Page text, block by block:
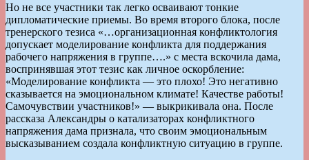
Но не все участники так легко осваивают тонкие
дипломатические приемы. Во время второго блока, после
тренерского тезиса «…организационная конфликтология
допускает моделирование конфликта для поддержания
рабочего напряжения в группе….» с места вскочила дама,
воспринявшая этот тезис как личное оскорбление:
«Моделирование конфликта — это плохо! Это негативно
сказывается на эмоциональном климате! Качестве работы!
Самочувствии участников!» — выкрикивала она. После
рассказа Александры о катализаторах конфликтного
напряжения дама признала, что своим эмоциональным
высказыванием создала конфликтную ситуацию в группе.